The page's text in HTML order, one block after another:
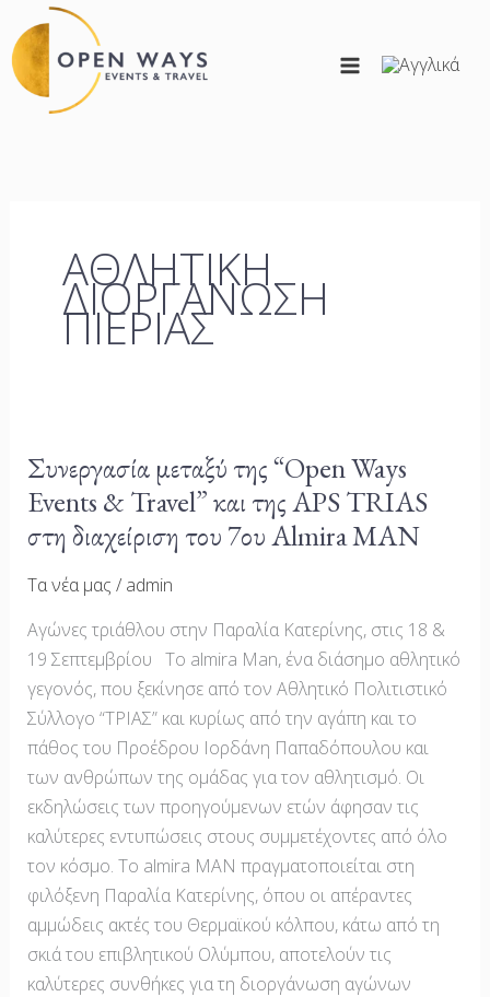
Μετάβαση
στο
περιεχόμενο
ΑΘΛΗΤΙΚΗ
ΔΙΟΡΓΑΝΩΣΗ
ΠΙΕΡΙΑΣ
Συνεργασία μεταξύ της “Open Ways
Events & Travel” και της APS TRIAS
στη διαχείριση του 7ου Almira MAN
Τα νέα μας / admin
Αγώνες τριάθλου στην Παραλία Κατερίνης, στις 18 &
19 Σεπτεμβρίου Το almira Man, ένα διάσημο αθλητικό
γεγονός, που ξεκίνησε από τον Αθλητικό Πολιτιστικό
Σύλλογο “ΤΡΙΑΣ” και κυρίως από την αγάπη και το
πάθος του Προέδρου Ιορδάνη Παπαδόπουλου και
των ανθρώπων της ομάδας για τον αθλητισμό. Οι
εκδηλώσεις των προηγούμενων ετών άφησαν τις
καλύτερες εντυπώσεις στους συμμετέχοντες από όλο
τον κόσμο. Το almira MAN πραγματοποιείται στη
φιλόξενη Παραλία Κατερίνης, όπου οι απέραντες
αμμώδεις ακτές του Θερμαϊκού κόλπου, κάτω από τη
σκιά του επιβλητικού Ολύμπου, αποτελούν τις
καλύτερες συνθήκες για τη διοργάνωση αγώνων
μεταξύ
της
Ways
Events
Travel”
της
APS
διαχείριση
Almira
MAN